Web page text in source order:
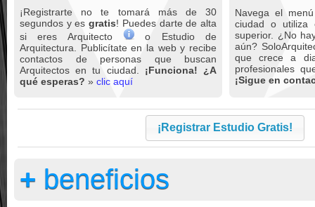
¡Registrarte no te tomará más de 30
segundos y esgratis! Puedes darte de alta
si eres Arquitecto
o Estudio de
Arquitectura. Publicítate en la web y recibe
contactos de personas que buscan
Arquitectos en tu ciudad. ¡Funciona! ¿A
qué esperas? » clic aquí
Navega el
ciudad o utiliza
superior. ¿No
aún?
que crece a
profesionales
¡Sigue en
¡Registrar Estudio Gratis!
+ beneficios